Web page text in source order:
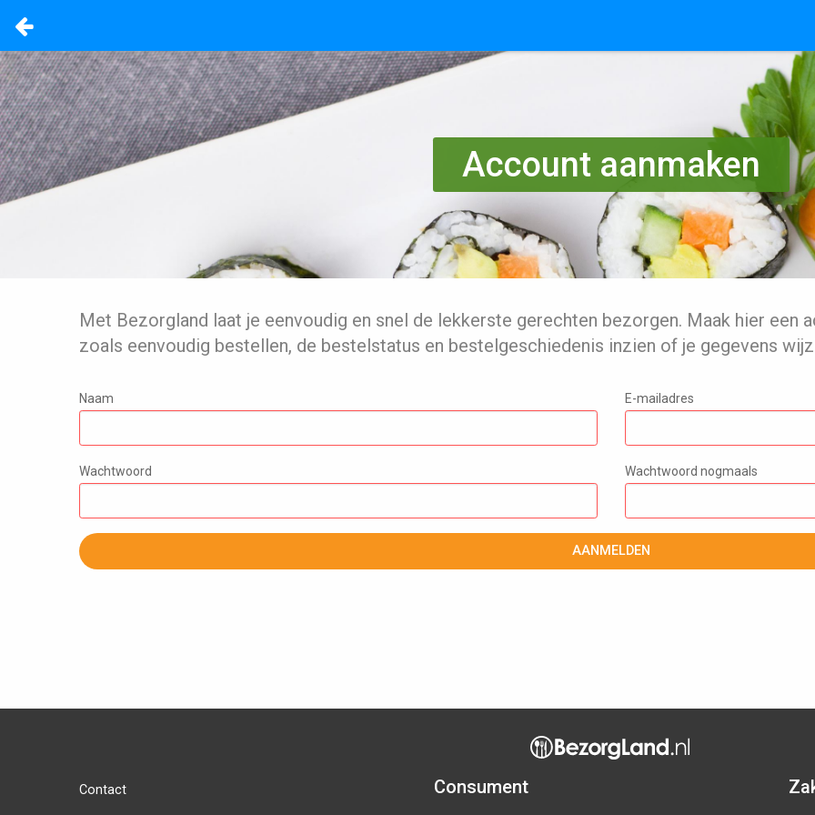
Account aanmaken
Met Bezorgland laat je eenvoudig en snel de lekkerste gerechten bezorgen. Maak hier een
zoals eenvoudig bestellen, de bestelstatus en bestelgeschiedenis inzien of je gegevens
Naam E-mailadres
Wachtwoord Wachtwoord nogmaals
AANMELDEN
Contact Consument